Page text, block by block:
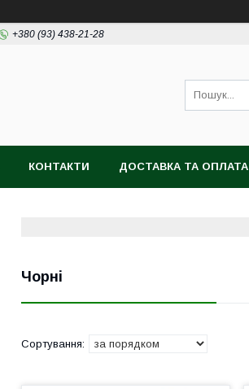
+380 (93) 438-21-28
КОНТАКТИ ДОСТАВКА ТА ОПЛАТА
Чорні